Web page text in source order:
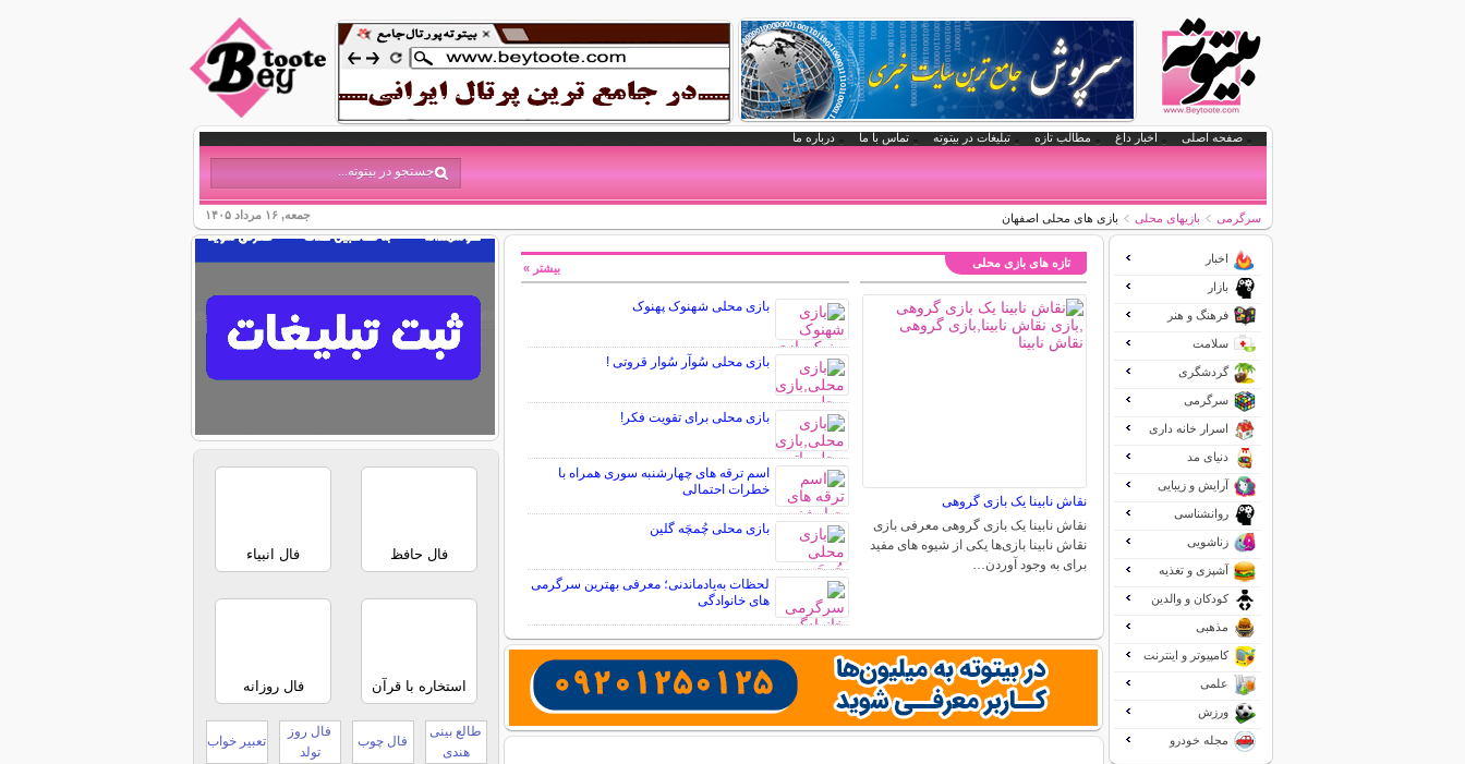
صفحه اصلی اخبار داغ مطالب تازه تبلیغات در بیتوته تماس با ما درباره ما
جمعه, ۱۶ مرداد ۱۴۰۵ سرگرمی بازیهای محلی بازی های محلی اصفهان
تازه های بازی محلی
نقاش نابینا یک بازی گروهی
نقاش نابینا یک بازی گروهی معرفی بازی
نقاش نابینا بازی‌ها یکی از شیوه های مفید
برای به وجود آوردن…
بازی محلی شهنوک پهنوک
بازی محلی سُوآر سُوار قروتی !
بازی محلی برای تقویت فکر!
اسم ترقه های چهارشنبه سوری همراه با
خطرات احتمالی
بازی محلی چُمچَه گلین
لحظات به‌یادماندنی؛ معرفی بهترین سرگرمی
های خانوادگی
بیشتر »
اخبار
بازار
فرهنگ و هنر
سلامت
گردشگری
سرگرمی
اسرار خانه داری
دنیای مد
آرایش و زیبایی
روانشناسی
زناشویی
آشپزی و تغذیه
کودکان و والدین
مذهبی
کامپیوتر و اینترنت
علمی
ورزش
مجله خودرو
فال حافظ فال انبیاء
استخاره با قرآن فال روزانه
طالع بینی
هندی
فال چوب
فال روز
تولد
تعبیر خواب